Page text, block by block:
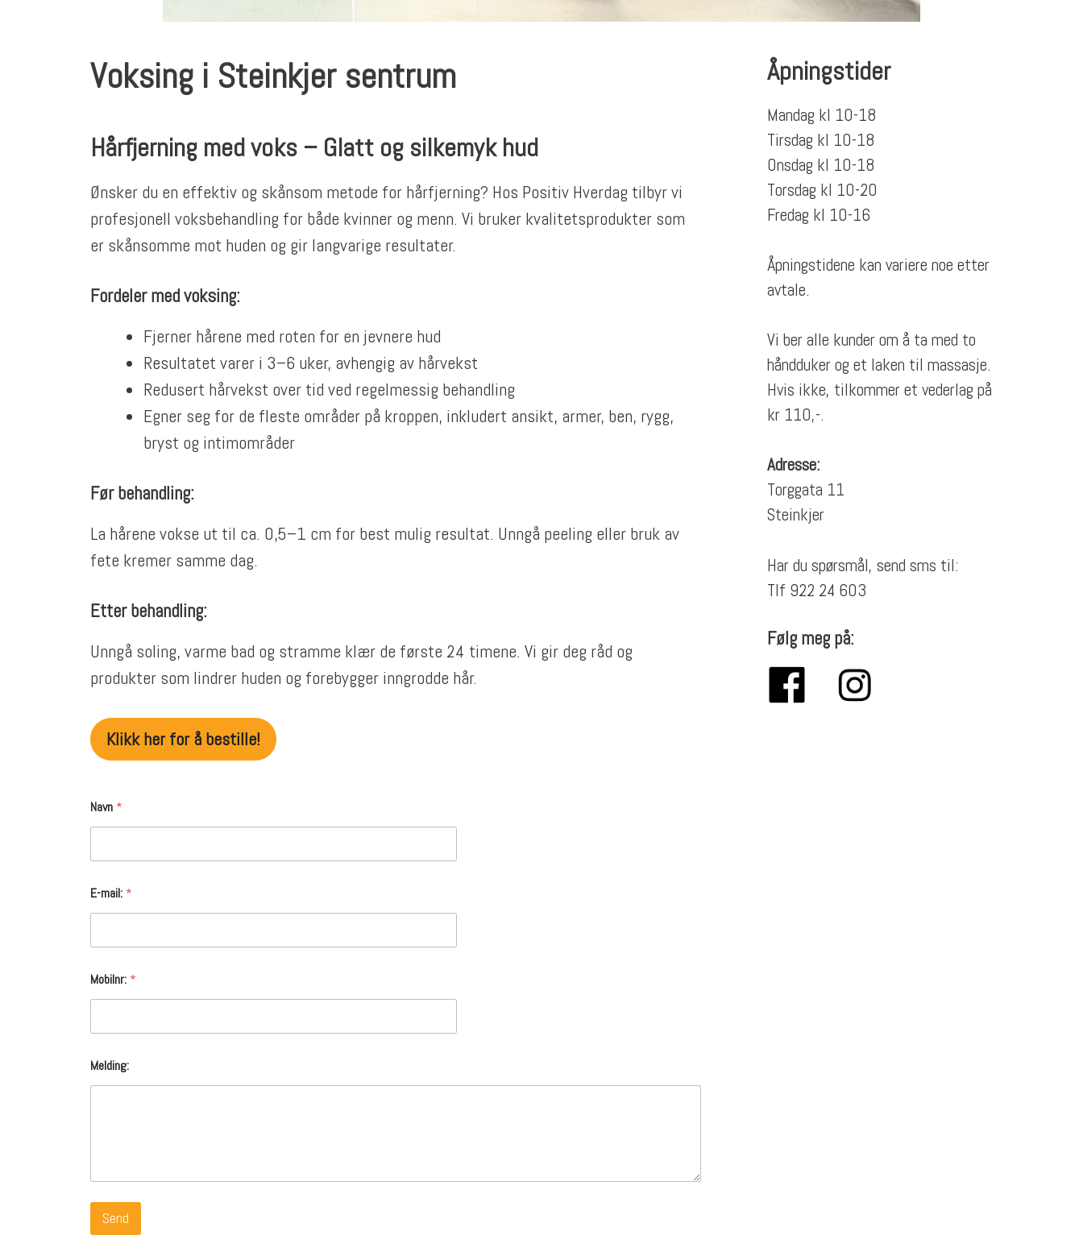
Voksing i Steinkjer sentrum
Hårfjerning med voks – Glatt og silkemyk hud
Ønsker du en effektiv og skånsom metode for hårfjerning? Hos Positiv Hverdag tilbyr vi
profesjonell voksbehandling for både kvinner og menn. Vi bruker kvalitetsprodukter som
er skånsomme mot huden og gir langvarige resultater.
Fordeler med voksing:
Fjerner hårene med roten for en jevnere hud
Resultatet varer i 3–6 uker, avhengig av hårvekst
Redusert hårvekst over tid ved regelmessig behandling
Egner seg for de fleste områder på kroppen, inkludert ansikt, armer, ben, rygg,
bryst og intimområder
Før behandling:
La hårene vokse ut til ca. 0,5–1 cm for best mulig resultat. Unngå peeling eller bruk av
fete kremer samme dag.
Etter behandling:
Unngå soling, varme bad og stramme klær de første 24 timene. Vi gir deg råd og
produkter som lindrer huden og forebygger inngrodde hår.
Klikk her for å bestille!
Navn *
E-mail: *
Mobilnr: *
Melding:
Send
Åpningstider
Mandag kl 10-18
Tirsdag kl 10-18
Onsdag kl 10-18
Torsdag kl 10-20
Fredag kl 10-16
Åpningstidene kan variere noe etter
avtale.
Vi ber alle kunder om å ta med to
håndduker og et laken til massasje.
Hvis ikke, tilkommer et vederlag på
kr 110,-.
Adresse:
Torggata 11
Steinkjer
Har du spørsmål, send sms til:
Tlf 922 24 603
Følg meg på: